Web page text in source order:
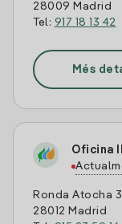
28009 Madrid
Tel: 917 18 13 42
Més
Oficina
Ronda Atocha 31
28012 Madrid